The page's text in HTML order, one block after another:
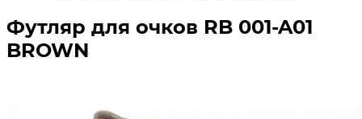
Футляр для очков RB 001-A01
BROWN